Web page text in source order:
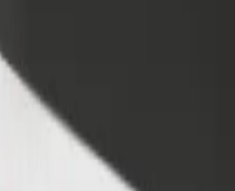
їжу та отримуйте
– Serapiniškės
"Serapiniškės"? Ознайомся з нашими